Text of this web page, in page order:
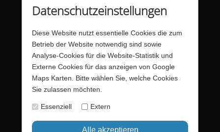
Kontakt
Datenschutz
Barrierefreiheit
Barriere melden
Startseite
Datenschutzeinstellungen
Diese Website nutzt essentielle Cookies die zum
Betrieb der Website notwendig sind sowie
Analyse-Cookies für die Website-Statistik und
Externe Cookies für das anzeigen von Google
Maps Karten. Bitte wählen Sie, welche Cookies
Sie zulassen möchten.
Essenziell Extern